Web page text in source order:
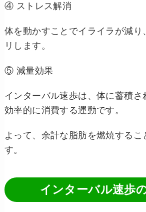
④ ストレス解消
体を動かすことでイライラが減り
リします。
⑤ 減量効果
インターバル速歩は、体に蓄積さ
効率的に消費する運動です。
よって、余計な脂肪を燃焼するこ
す。
インターバル速歩